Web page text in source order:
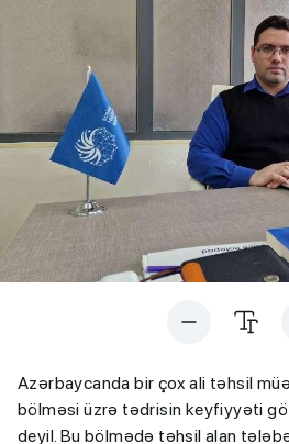
Azərbaycanda bir çox ali təhsil
bölməsi üzrə tədrisin keyfiyyəti
deyil. Bu bölmədə təhsil alan